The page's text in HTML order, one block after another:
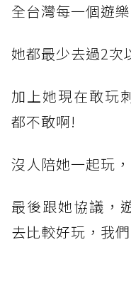
全台灣每一個遊樂
她都最少去過2次
加上她現在敢玩
都不敢啊!
沒人陪她一起玩
最後跟她協議，
去比較好玩，我